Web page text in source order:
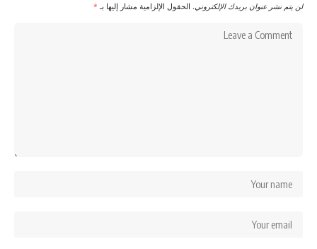
لن يتم نشر عنوان بريدك الإلكتروني. الحقول الإلزامية مشار إليها بـ *